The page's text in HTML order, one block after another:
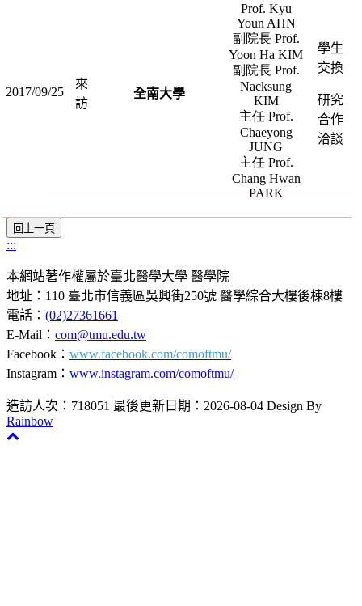
2017/09/25
來
訪
全南大學
Prof. Kyu
Youn AHN
副院長 Prof.
Yoon Ha KIM
副院長 Prof.
Nacksung
KIM
主任 Prof.
Chaeyong
JUNG
主任 Prof.
Chang Hwan
PARK
學生
交換
研究
合作
洽談
:::
本網站著作權屬於臺北醫學大學 醫學院
地址：110 臺北市信義區吳興街250號 醫學綜合大樓後棟8樓
電話： (02)27361661
E-Mail： com@tmu.edu.tw
Facebook： www.facebook.com/comoftmu/
Instagram： www.instagram.com/comoftmu/
造訪人次：718051 最後更新日期：2026-08-04 Design By
Rainbow